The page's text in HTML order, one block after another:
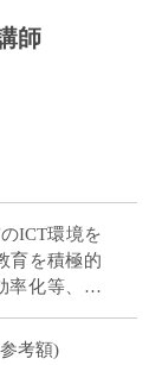
師
ICT環境を
育を積極的
率化等、先
考額)